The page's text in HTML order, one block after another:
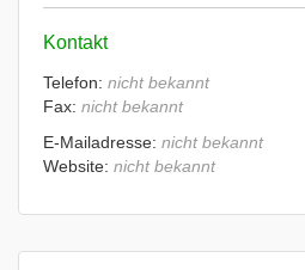
Kontakt
Telefon: nicht bekannt
Fax: nicht bekannt
E-Mailadresse: nicht bekannt
Website: nicht bekannt